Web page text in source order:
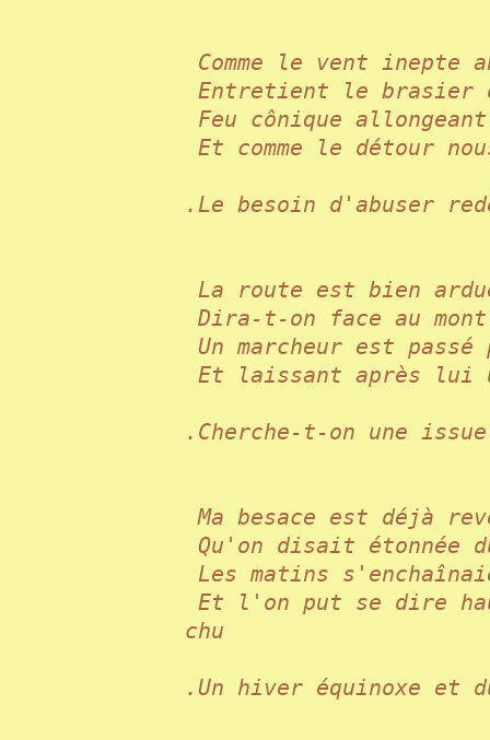
Comme le vent
Entretient le
Feu cônique
Et comme le détour
.Le besoin d'abuser
La route est bien
Dira-t-on face au
Un marcheur est
Et laissant après lui
.Cherche-t-on une
Ma besace est déjà
Qu'on disait
Les matins
Et l'on put se dire
chu
.Un hiver équinoxe